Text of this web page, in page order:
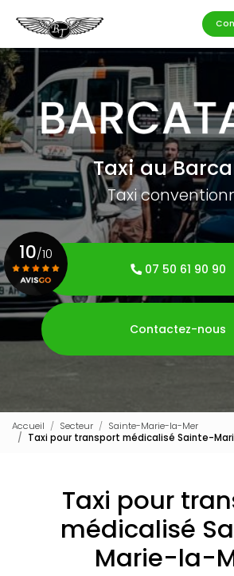
contenu
principal
Taxi au
Taxi
07 50 61 90 90
Contactez-nous
10/10
Voir le certificat
Accueil Secteur
Sainte-Marie-la-Mer
Taxi pour transport médicalisé Sainte-
Taxi pour
médicalisé
Marie-la-